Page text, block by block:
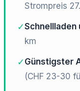
Strompreis
✓
km
✓ Günstigster
(CHF 23-30